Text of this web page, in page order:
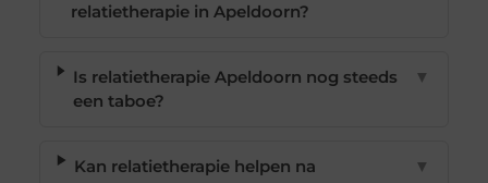
relatietherapie in Apeldoorn?
Is relatietherapie Apeldoorn nog steeds
een taboe?
▼
Kan relatietherapie helpen na
▼